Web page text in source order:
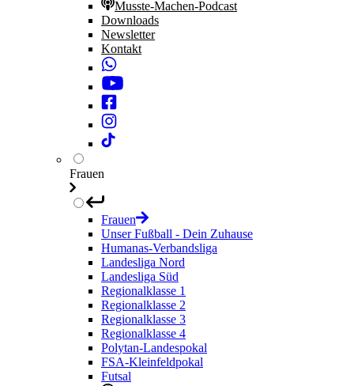
Musste-Machen-Podcast
Downloads
Newsletter
Kontakt
Frauen
Frauen
Unser Fußball - Dein Zuhause
Humanas-Verbandsliga
Landesliga Nord
Landesliga Süd
Regionalklasse 1
Regionalklasse 2
Regionalklasse 3
Regionalklasse 4
Polytan-Landespokal
FSA-Kleinfeldpokal
Futsal